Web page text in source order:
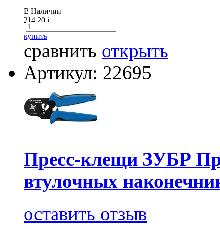
В Наличии
214.20i
купить
сравнить открыть
Артикул: 22695
Пресс-клещи ЗУБР
втулочных
оставить отзыв